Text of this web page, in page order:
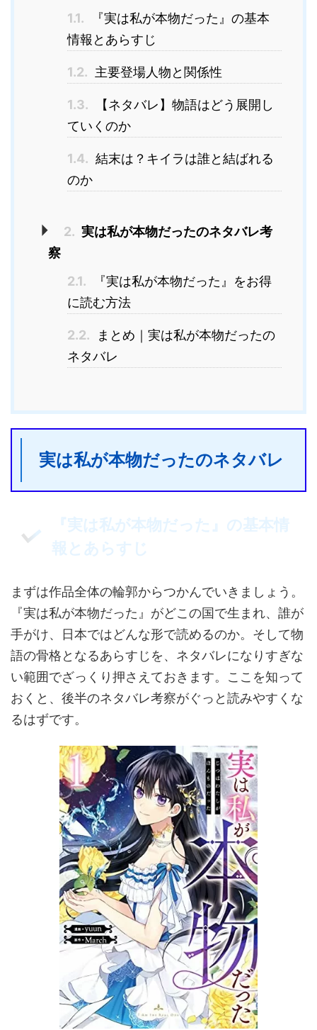
1.1.
『実は私が本物だった』の基本
情報とあらすじ
1.2. 主要登場人物と関係性
1.3.
【ネタバレ】物語はどう展開し
ていくのか
1.4. 結末は？キイラは誰と結ばれる
のか
2. 実は私が本物だったのネタバレ考
察
2.1.
『実は私が本物だった』をお得
に読む方法
2.2.
まとめ｜実は私が本物だったの
ネタバレ
実は私が本物だったのネタバレ
『実は私が本物だった』の基本情
報とあらすじ
まずは作品全体の輪郭からつかんでいきましょう。
『実は私が本物だった』がどこの国で生まれ、誰が
手がけ、日本ではどんな形で読めるのか。そして物
語の骨格となるあらすじを、ネタバレになりすぎな
い範囲でざっくり押さえておきます。ここを知って
おくと、後半のネタバレ考察がぐっと読みやすくな
るはずです。